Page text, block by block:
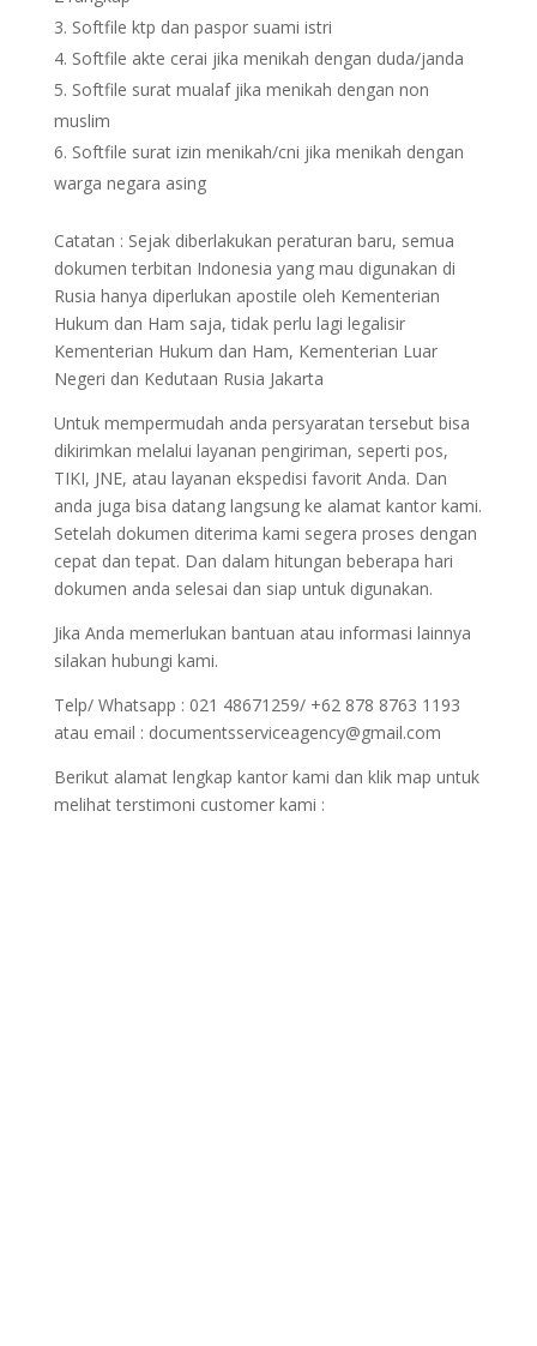
Softfile ktp dan paspor suami istri
Softfile akte cerai jika menikah dengan duda/janda
Softfile surat mualaf jika menikah dengan non
muslim
Softfile surat izin menikah/cni jika menikah dengan
warga negara asing
Catatan : Sejak diberlakukan peraturan baru, semua
dokumen terbitan Indonesia yang mau digunakan di
Rusia hanya diperlukan apostile oleh Kementerian
Hukum dan Ham saja, tidak perlu lagi legalisir
Kementerian Hukum dan Ham, Kementerian Luar
Negeri dan Kedutaan Rusia Jakarta
Untuk mempermudah anda persyaratan tersebut bisa
dikirimkan melalui layanan pengiriman, seperti pos,
TIKI, JNE, atau layanan ekspedisi favorit Anda. Dan
anda juga bisa datang langsung ke alamat kantor kami.
Setelah dokumen diterima kami segera proses dengan
cepat dan tepat. Dan dalam hitungan beberapa hari
dokumen anda selesai dan siap untuk digunakan.
Jika Anda memerlukan bantuan atau informasi lainnya
silakan hubungi kami.
Telp/ Whatsapp : 021 48671259/ +62 878 8763 1193
atau email : documentsserviceagency@gmail.com
Berikut alamat lengkap kantor kami dan klik map untuk
melihat terstimoni customer kami :